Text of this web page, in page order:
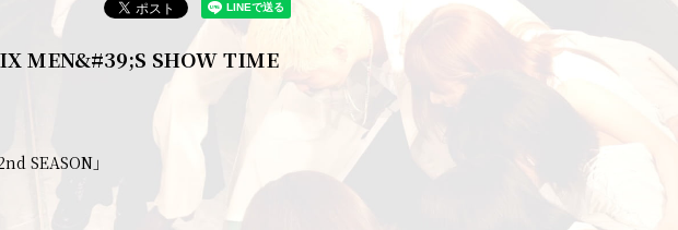
MEN&#39;S SHOW TIME
SEASON」